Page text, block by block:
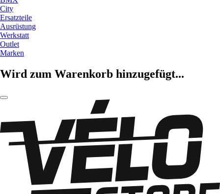
City
Ersatzteile
Ausrüstung
Werkstatt
Outlet
Marken
Wird zum Warenkorb hinzugefügt...